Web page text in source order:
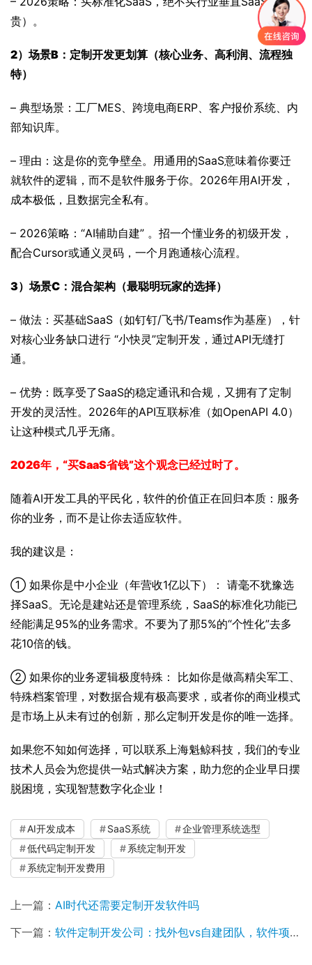
贵）。
2） 场景B：定制开发更划算（核心业务、高利润、流程独
特）
– 典型场景：工厂MES、跨境电商ERP、客户报价系统、内
部知识库。
– 理由：这是你的竞争壁垒。用通用的SaaS意味着你要迁
就软件的逻辑，而不是软件服务于你。2026年用AI开发，
成本极低，且数据完全私有。
– 2026策略：“AI辅助自建” 。招一个懂业务的初级开发，
配合Cursor或通义灵码，一个月跑通核心流程。
3） 场景C：混合架构（最聪明玩家的选择）
– 做法：买基础SaaS（如钉钉/飞书/Teams作为基座），针
对核心业务缺口进行 “小快灵”定制开发，通过API无缝打
通。
– 优势：既享受了SaaS的稳定通讯和合规，又拥有了定制
开发的灵活性。2026年的API互联标准（如OpenAPI 4.0）
让这种模式几乎无痛。
2026年，“买SaaS省钱”这个观念已经过时了。
随着AI开发工具的平民化，软件的价值正在回归本质：服务
你的业务，而不是让你去适应软件。
我的建议是：
① 如果你是中小企业（年营收1亿以下）： 请毫不犹豫选
择SaaS。无论是建站还是管理系统，SaaS的标准化功能已
经能满足95%的业务需求。不要为了那5%的“个性化”去多
花10倍的钱。
② 如果你的业务逻辑极度特殊： 比如你是做高精尖军工、
特殊档案管理，对数据合规有极高要求，或者你的商业模式
是市场上从未有过的创新，那么定制开发是你的唯一选择。
如果您不知如何选择，可以联系上海魁鲸科技，我们的专业
技术人员会为您提供一站式解决方案，助力您的企业早日摆
脱困境，实现智慧数字化企业！
AI开发成本 SaaS系统
企业管理系统选型
低代码定制开发
系统定制开发
系统定制开发费用
上一篇： AI时代还需要定制开发软件吗
下一篇： 软件定制开发公司：找外包vs自建团队，软件项目怎么选?